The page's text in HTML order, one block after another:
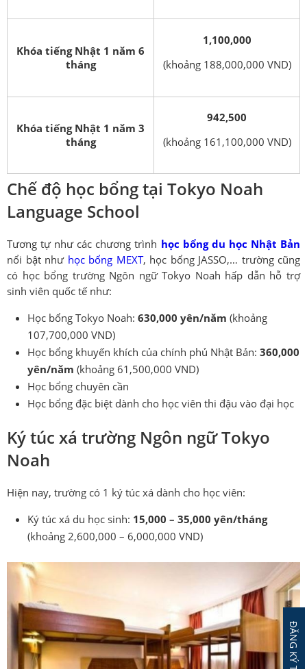
Khóa tiếng Nhật 1 năm 6
tháng
1,100,000
(khoảng 188,000,000 VND)
Khóa tiếng Nhật 1 năm 3
tháng
942,500
(khoảng 161,100,000 VND)
Chế độ học bổng tại Tokyo Noah
Language School
Tương tự như các chương trình học bổng du học Nhật Bản
nổi bật như học bổng MEXT, học bổng JASSO,… trường cũng
có học bổng trường Ngôn ngữ Tokyo Noah hấp dẫn hỗ trợ
sinh viên quốc tế như:
Học bổng Tokyo Noah: 630,000 yên/năm (khoảng
107,700,000 VND)
Học bổng khuyến khích của chính phủ Nhật Bản: 360,000
yên/năm (khoảng 61,500,000 VND)
Học bổng chuyên cần
Học bổng đặc biệt dành cho học viên thi đậu vào đại học
Ký túc xá trường Ngôn ngữ Tokyo
Noah
Hiện nay, trường có 1 ký túc xá dành cho học viên:
Ký túc xá du học sinh: 15,000 – 35,000 yên/tháng
(khoảng 2,600,000 – 6,000,000 VND)